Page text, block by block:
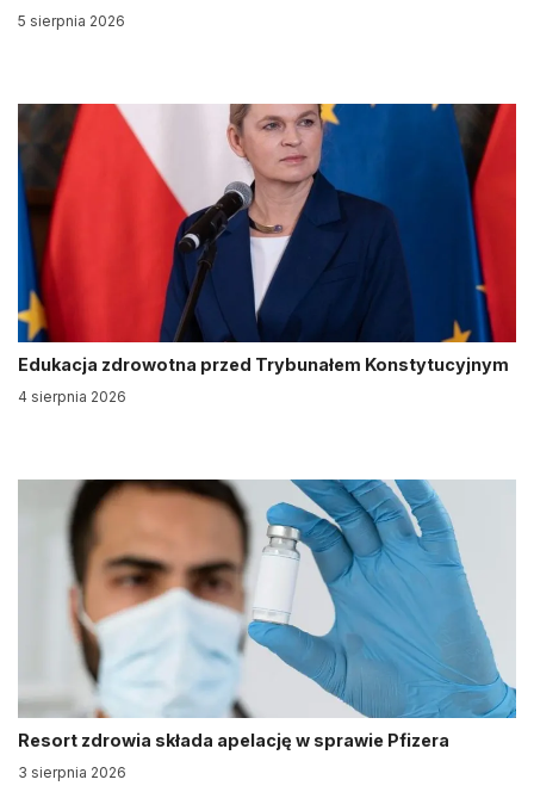
5 sierpnia 2026
Edukacja zdrowotna przed Trybunałem Konstytucyjnym
4 sierpnia 2026
Resort zdrowia składa apelację w sprawie Pfizera
3 sierpnia 2026